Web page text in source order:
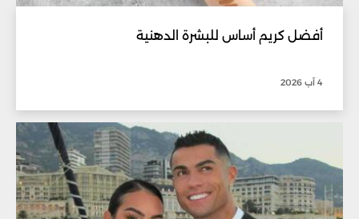
أفضل كريم أساس للبشرة الدهنية
4 آب 2026